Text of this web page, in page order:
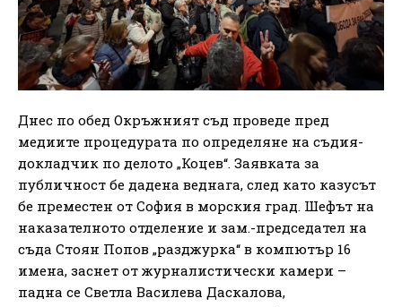
Днес по обед Окръжният съд проведе пред
медиите процедурата по определяне на съдия-
докладчик по делото „Коцев“. Заявката за
публичност бе дадена веднага, след като казусът
бе преместен от София в морския град. Шефът на
наказателното отделение и зам.-председател на
съда Стоян Попов „разджурка“ в компютър 16
имена, заснет от журналистически камери –
падна се Светла Василева Даскалова,